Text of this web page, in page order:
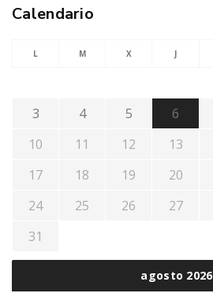
Calendario
agosto 2026
L M X J
3
4 5 6
10
11 12 13
17
18 19 20
24
25 26 27
31